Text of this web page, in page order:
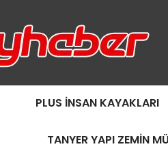
PLUS İNSAN KAYAKLARI
TANYER YAPI ZEMIN